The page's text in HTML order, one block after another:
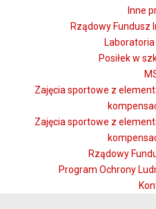
Inne
Rządowy Fundusz
Posiłek w
Zajęcia sportowe z
Zajęcia sportowe z
Rządowy
Program Ochrony